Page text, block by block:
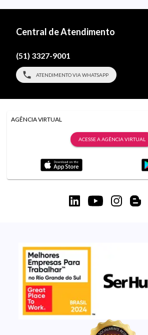
Central de Atendimento
(51) 3327-9001
ATENDIMENTO VIA WHATSAPP
AGÊNCIA VIRTUAL
ACESSE A AGÊNCIA VIRTUAL